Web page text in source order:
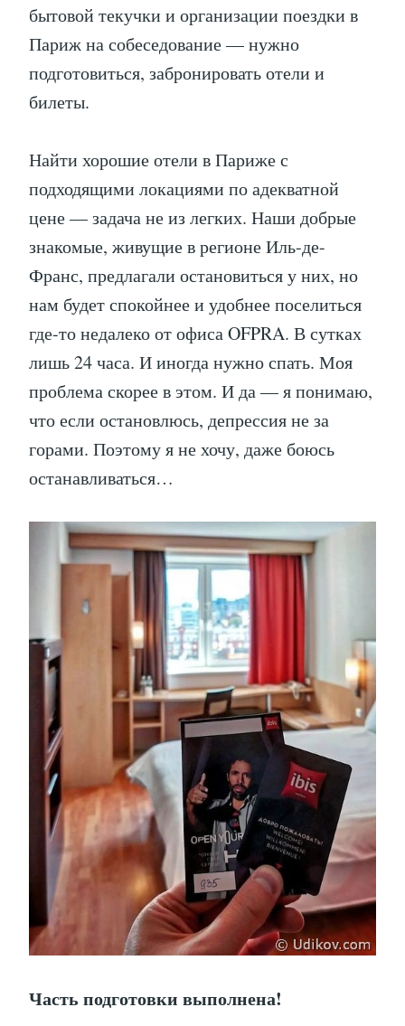
бытовой текучки и организации поездки в
Париж на собеседование — нужно
подготовиться, забронировать отели и
билеты.
Найти хорошие отели в Париже с
подходящими локациями по адекватной
цене — задача не из легких. Наши добрые
знакомые, живущие в регионе Иль-де-
Франс, предлагали остановиться у них, но
нам будет спокойнее и удобнее поселиться
где-то недалеко от офиса OFPRA. В сутках
лишь 24 часа. И иногда нужно спать. Моя
проблема скорее в этом. И да — я понимаю,
что если остановлюсь, депрессия не за
горами. Поэтому я не хочу, даже боюсь
останавливаться…
Часть подготовки выполнена!